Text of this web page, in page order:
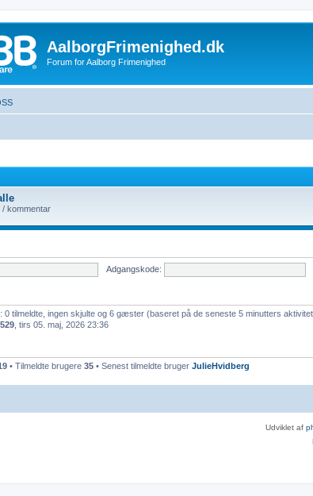
AalborgFrimenighed.dk
Forum for Aalborg Frimenighed
kommentar
Adgangskode:
0 tilmeldte, ingen skjulte og 6 gæster (baseret på de seneste 5 minutters
529 , tirs 05. maj, 2026 23:36
• Tilmeldte brugere 35 • Senest tilmeldte bruger JulieHvidberg
Udviklet af